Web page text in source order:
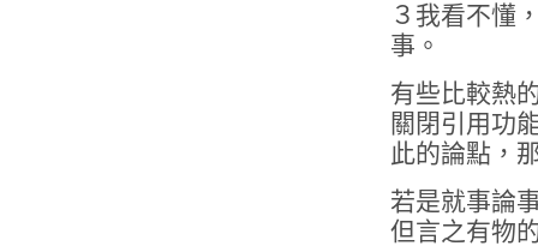
３我看不懂
事。
有些比較熱
關閉引用功
此的論點，
若是就事論
但言之有物